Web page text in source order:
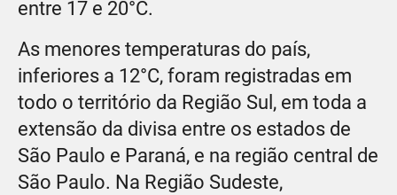
entre 17 e 20°C.
As menores temperaturas do país,
inferiores a 12°C, foram registradas em
todo o território da Região Sul, em toda a
extensão da divisa entre os estados de
São Paulo e Paraná, e na região central de
São Paulo. Na Região Sudeste,